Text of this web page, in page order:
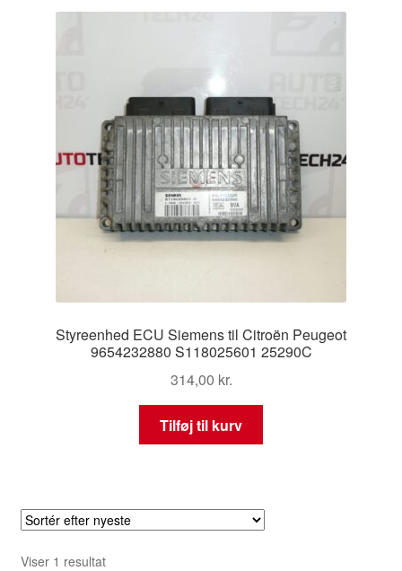
Styreenhed ECU Siemens til Citroën Peugeot
9654232880 S118025601 25290C
314,00 kr.
Tilføj til kurv
Viser 1 resultat